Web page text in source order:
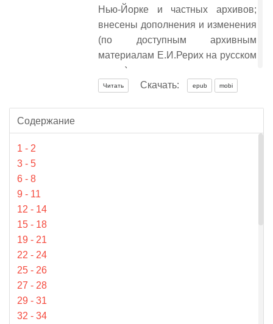
Нью-Йорке и частных архивов;
внесены дополнения и изменения
(по доступным архивным
материалам Е.И.Рерих на русском
языке), как вошедшие в
английские издания, так и
публиковавшиеся.
Читать Скачать: epub mobi
Содержание
1 - 2
3 - 5
6 - 8
9 - 11
12 - 14
15 - 18
19 - 21
22 - 24
25 - 26
27 - 28
29 - 31
32 - 34